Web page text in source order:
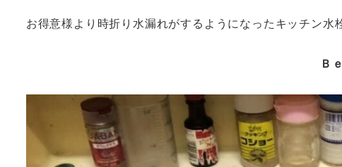
お得意様より時折り水漏れがするようになったキッチン水
Ｂ